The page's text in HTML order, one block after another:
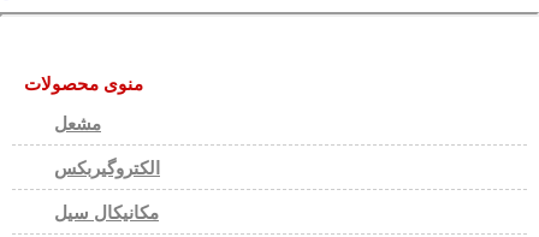
منوی محصولات
مشعل
الکتروگیربکس
مکانیکال سیل